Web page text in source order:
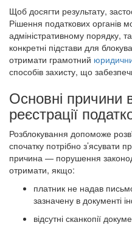
Щоб досягти результату,
Рішення податкових органів
адміністративному порядку,
конкретні підстави для
отримати грамотний
способів захисту, що
Основні причини
реєстрації
Розблокування допоможе
спочатку потрібно
причина — порушення
отримати, якщо:
платник не надав
зазначену в документі
відсутні сканкопії